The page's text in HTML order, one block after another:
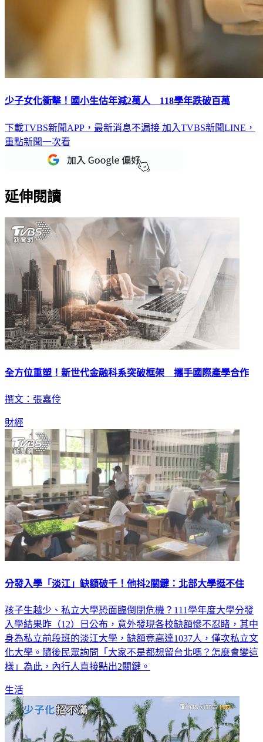
少子女化衝擊！國小生估年減2萬人 118學年跌破百萬
下載TVBS新聞APP，最新消息不漏接 加入TVBS新聞LINE，
重點新聞一次看
延伸閱讀
全方位重塑！新世代金融科系突破框架 攜手國際產學合作
撰文：張嘉伶
財經
分發入學「淡江」缺額破千！他抖2關鍵：北部大學挺不住
孩子生越少、私立大學恐面臨倒閉危機？111學年度大學分發
入學結果昨（12）日公布，意外發現各校缺額慘不忍睹，其中
身為私立前段班的淡江大學，缺額竟高達1037人，僅次私立文
化大學。隨後民眾詢問「大家不是都想留台北嗎？怎麼會變這
樣」為此，內行人直接點出2關鍵。
生活